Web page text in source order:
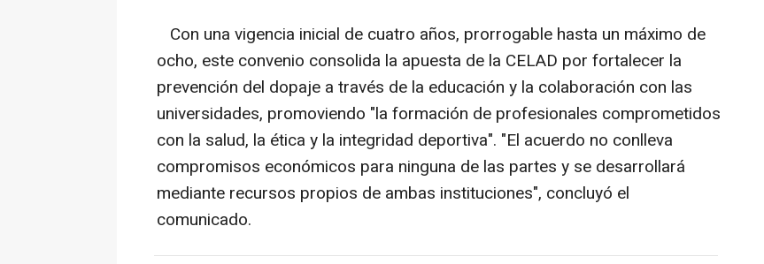
Con una vigencia inicial de cuatro años, prorrogable hasta un máximo de
ocho, este convenio consolida la apuesta de la CELAD por fortalecer la
prevención del dopaje a través de la educación y la colaboración con las
universidades, promoviendo "la formación de profesionales comprometidos
con la salud, la ética y la integridad deportiva". "El acuerdo no conlleva
compromisos económicos para ninguna de las partes y se desarrollará
mediante recursos propios de ambas instituciones", concluyó el
comunicado.